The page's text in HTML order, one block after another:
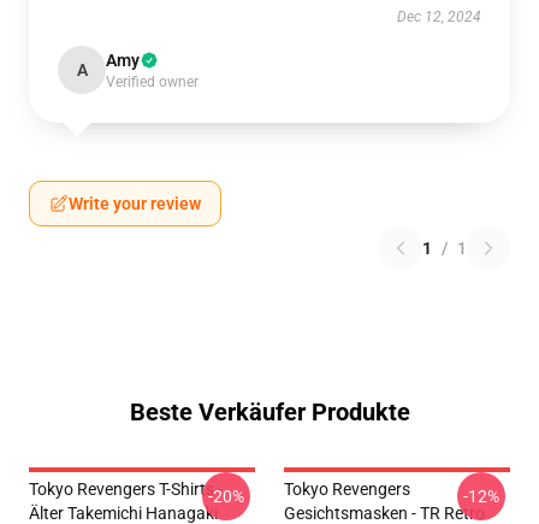
Dec 12, 2024
A Amy
Verified owner
Write your review
1 / 1
Beste Verkäufer Produkte
Tokyo Revengers T-Shirts -
Älter Takemichi Hanagaki
-20%
Tokyo Revengers
Gesichtsmasken - TR Retro
-12%